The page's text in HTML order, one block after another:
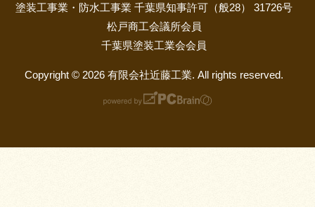
塗装工事業・防水工事業 千葉県知事許可（般28） 31726号
松戸商工会議所会員
千葉県塗装工業会会員
Copyright © 2026 有限会社近藤工業. All rights reserved.